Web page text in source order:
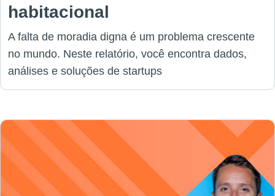
habitacional
A falta de moradia digna é um problema crescente
no mundo. Neste relatório, você encontra dados,
análises e soluções de startups